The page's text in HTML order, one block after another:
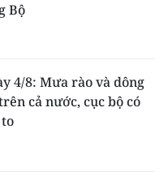
Bộ
4/8: Mưa rào và dông
cả nước, cục bộ có